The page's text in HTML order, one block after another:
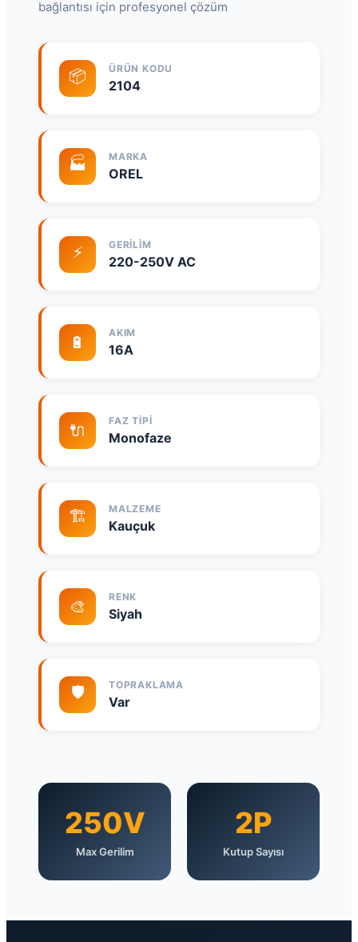
bağlantısı için profesyonel çözüm
📦 ÜRÜN KODU
2104
🏭 MARKA
OREL
⚡ GERILIM
220-250V AC
🔋 AKIM
16A
🔌 FAZ TIPI
Monofaze
🏗️ MALZEME
Kauçuk
🎨 RENK
Siyah
🛡️ TOPRAKLAMA
Var
250V
Max Gerilim
2P
Kutup Sayısı